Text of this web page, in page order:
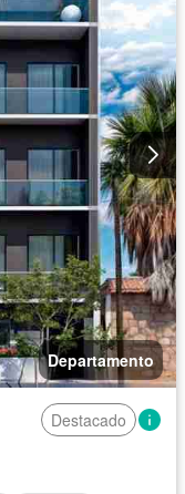
Departamento
Destacado